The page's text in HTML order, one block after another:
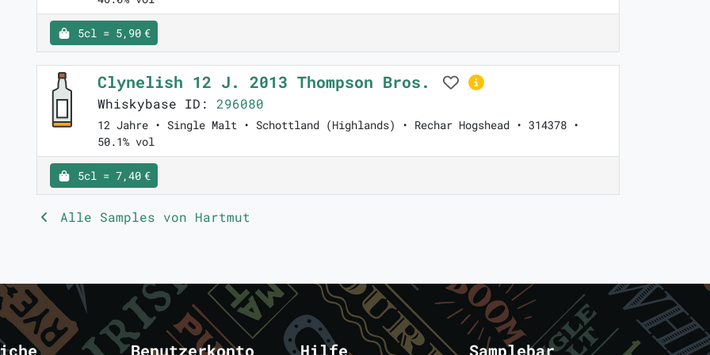
5cl = 5,90 €
Clynelish 12 J. 2013 Thompson Bros.
Whiskybase ID: 296080
12 Jahre • Single Malt • Schottland (Highlands) • Rechar Hogshead • 314378 •
50.1% vol
5cl = 7,40 €
Alle Samples von Hartmut
Benutzerkonto Hilfe Samplebar